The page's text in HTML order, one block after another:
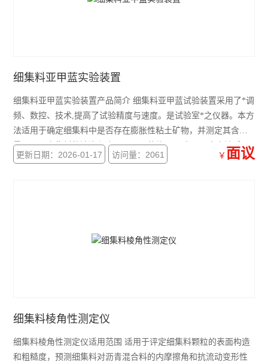
沥青粘度计
沥青试验仪器
乳化沥青稀浆封层试验仪
沥青溢流水箱
沥青混合料动态疲劳试验机
集料加速磨光机
细集料测定仪
细集料亚甲蓝实验装置
细集料亚甲蓝实验装置产品简介 细集料亚甲蓝试验装置采用了*调
频、数控、技术,提高了试验精度与速度。是试验室*之仪器。本方
法适用于确定细集料中是否存在膨胀性粘土矿物，并测定其含
量，以评定集料的洁净程度，以亚甲蓝值MBV表示。本方法适用
于小于2.36mm或小于0.15mm的细集料，也可用于矿粉的质量检
更新日期：2026-01-17 访问量：2061 ￥ 面议
细集料棱角性测定仪
细集料棱角性测定仪适用范围 适用于评定细集料颗粒的表面构造
和粗糙度，预测细集料对沥青混合料的内摩擦角和抗流动变形性